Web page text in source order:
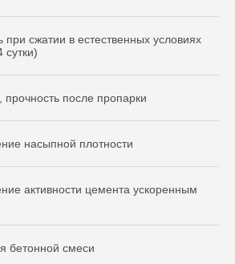
при сжатии в естественных условиях
сутки)
прочность после пропарки
насыпной плотности
активности цемента ускоренным
бетонной смеси